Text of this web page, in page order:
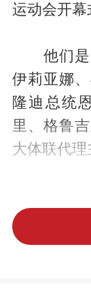
运动会开幕
他们是
伊莉亚娜
隆迪总统
里、格鲁
大体联代理
手，互致问